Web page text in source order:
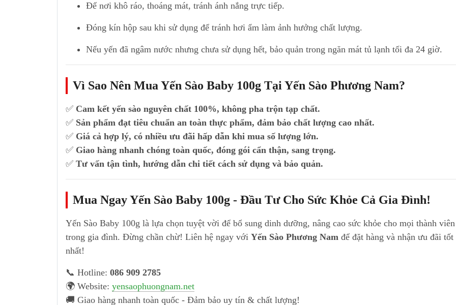
Để nơi khô ráo, thoáng mát, tránh ánh nắng trực tiếp.
Đóng kín hộp sau khi sử dụng để tránh hơi ẩm làm ảnh hưởng chất lượng.
Nếu yến đã ngâm nước nhưng chưa sử dụng hết, bảo quản trong ngăn mát tủ lạnh tối đa 24 giờ.
Vì Sao Nên Mua Yến Sào Baby 100g Tại Yến Sào Phương Nam?
✅ Cam kết yến sào nguyên chất 100%, không pha trộn tạp chất.
✅ Sản phẩm đạt tiêu chuẩn an toàn thực phẩm, đảm bảo chất lượng cao nhất.
✅ Giá cả hợp lý, có nhiều ưu đãi hấp dẫn khi mua số lượng lớn.
✅ Giao hàng nhanh chóng toàn quốc, đóng gói cẩn thận, sang trọng.
✅ Tư vấn tận tình, hướng dẫn chi tiết cách sử dụng và bảo quản.
Mua Ngay Yến Sào Baby 100g - Đầu Tư Cho Sức Khỏe Cả Gia Đình!
Yến Sào Baby 100g là lựa chọn tuyệt vời để bổ sung dinh dưỡng, nâng cao sức khỏe cho mọi thành viên
trong gia đình. Đừng chần chừ! Liên hệ ngay với Yến Sào Phương Nam để đặt hàng và nhận ưu đãi tốt
nhất!
📞 Hotline: 086 909 2785
🌍 Website: yensaophuongnam.net
🚚 Giao hàng nhanh toàn quốc - Đảm bảo uy tín & chất lượng!